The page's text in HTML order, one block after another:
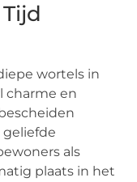
wortels in
charme en
als
plaats in het